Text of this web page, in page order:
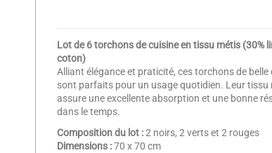
Lot de 6 torchons de cuisine en tissu métis (30%
coton)
Alliant élégance et praticité, ces torchons de belle
sont parfaits pour un usage quotidien. Leur tissu
assure une excellente absorption et une bonne
dans le temps.
Composition du lot :2 noirs, 2 verts et 2 rouges
Dimensions :70 x 70 cm